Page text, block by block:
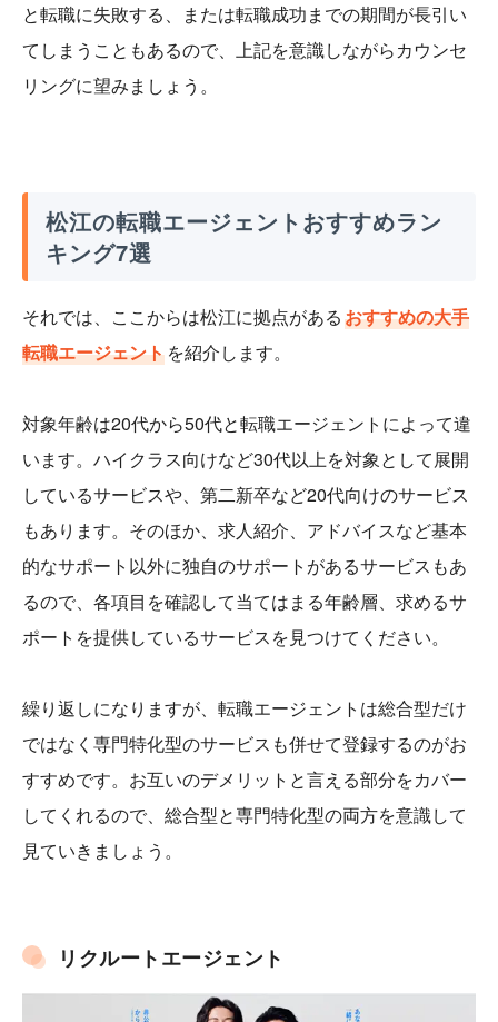
と転職に失敗する、または転職成功までの期間が長引い
てしまうこともあるので、上記を意識しながらカウンセ
リングに望みましょう。
松江の転職エージェントおすすめラン
キング7選
それでは、ここからは松江に拠点があるおすすめの大手
転職エージェントを紹介します。
対象年齢は20代から50代と転職エージェントによって違
います。ハイクラス向けなど30代以上を対象として展開
しているサービスや、第二新卒など20代向けのサービス
もあります。そのほか、求人紹介、アドバイスなど基本
的なサポート以外に独自のサポートがあるサービスもあ
るので、各項目を確認して当てはまる年齢層、求めるサ
ポートを提供しているサービスを見つけてください。
繰り返しになりますが、転職エージェントは総合型だけ
ではなく専門特化型のサービスも併せて登録するのがお
すすめです。お互いのデメリットと言える部分をカバー
してくれるので、総合型と専門特化型の両方を意識して
見ていきましょう。
リクルートエージェント